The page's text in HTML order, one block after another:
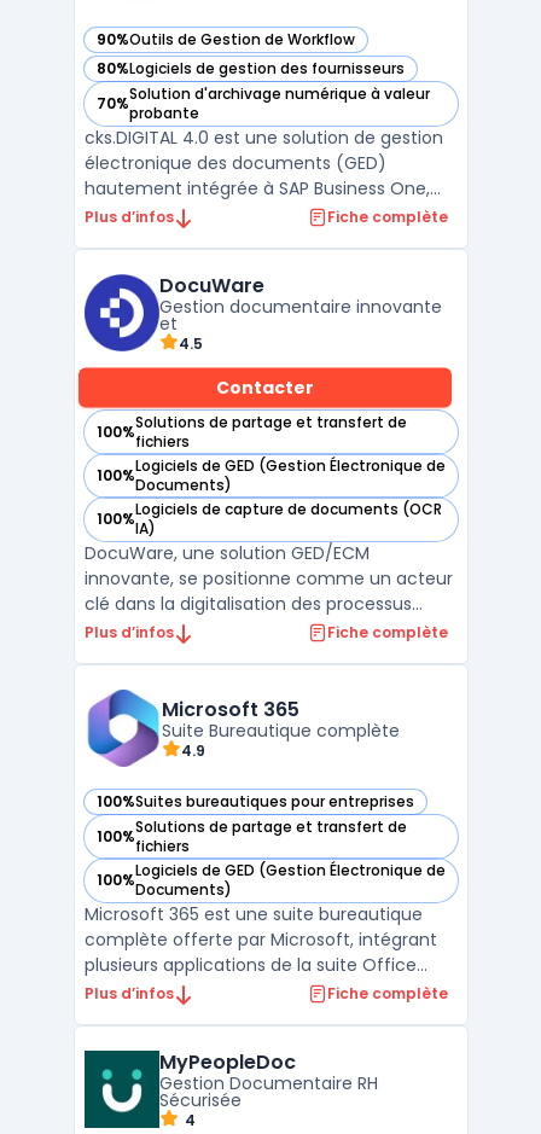
90%Outils de Gestion de Workflow
— voir CKS.DIGITAL 4.0 dans cette catégorie
80%Logiciels de gestion des fournisseurs
— voir CKS.DIGITAL 4.0 dans cette catégorie
70%Solution d'archivage numérique à valeur
probante
— voir CKS.DIGITAL 4.0 dans cette catégorie
cks.DIGITAL 4.0 est une solution de gestion
électronique des documents (GED)
hautement intégrée à SAP Business One,
conçue pour automatiser et optimiser la
entreprises de numériser, traiter, archiver et
gérer efficacemen ...
Plus d’infos Fiche complète
DocuWare
Gestion documentaire innovante
et
4.5
Contacter
100%Solutions de partage et transfert de
fichiers
— voir DocuWare dans cette catégorie
100%Logiciels de GED (Gestion Électronique de
Documents)
— voir DocuWare dans cette catégorie
100%Logiciels de capture de documents (OCR
IA)
— voir DocuWare dans cette catégorie
DocuWare, une solution GED/ECM
innovante, se positionne comme un acteur
clé dans la digitalisation des processus
d'entreprise. Son archivage sécurisé des
manière protégée les documents des
salariés dans un coffre-fort numér ...
Plus d’infos Fiche complète
Microsoft 365
Suite Bureautique complète
4.9
100%Suites bureautiques pour entreprises
— voir Microsoft 365 dans cette catégorie
100%Solutions de partage et transfert de
fichiers
— voir Microsoft 365 dans cette catégorie
100%Logiciels de GED (Gestion Électronique de
Documents)
— voir Microsoft 365 dans cette catégorie
Microsoft 365 est une suite bureautique
complète offerte par Microsoft, intégrant
plusieurs applications de la suite Office
telles que Word, Excel, PowerPoint, et
des particuliers.En complément, Microsoft
365 prop ...
Plus d’infos Fiche complète
MyPeopleDoc
Gestion Documentaire RH
Sécurisée
4